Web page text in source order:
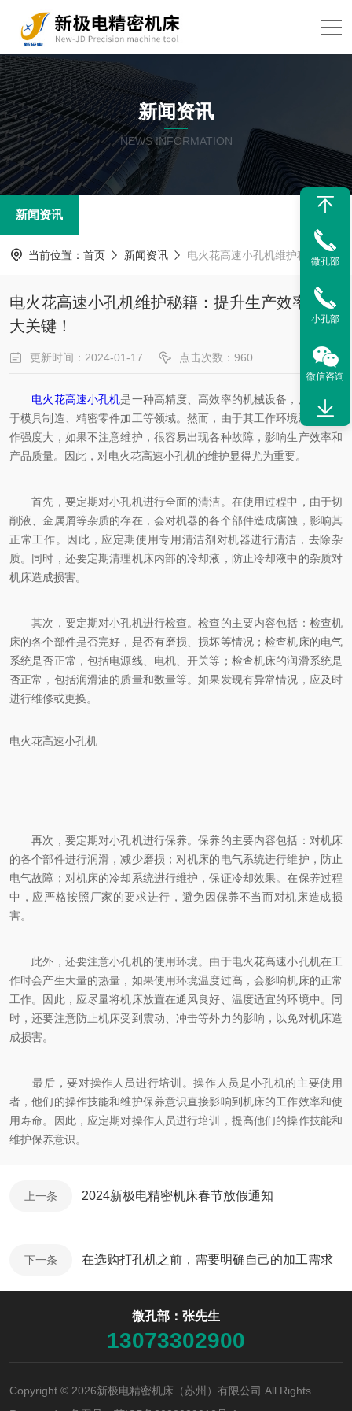
新闻资讯
NEWS INFORMATION
新闻资讯
当前位置： 首页 新闻资讯 电火花高速小孔机维护秘籍：提升生产效率的五大关键！
电火花高速小孔机维护秘籍：提升生产效率的五
大关键！
更新时间：2024-01-17 点击次数：960
电火花高速小孔机是一种高精度、高效率的机械设备，广泛应用
于模具制造、精密零件加工等领域。然而，由于其工作环境恶劣，工
作强度大，如果不注意维护，很容易出现各种故障，影响生产效率和
产品质量。因此，对电火花高速小孔机的维护显得尤为重要。
首先，要定期对小孔机进行全面的清洁。在使用过程中，由于切
削液、金属屑等杂质的存在，会对机器的各个部件造成腐蚀，影响其
正常工作。因此，应定期使用专用清洁剂对机器进行清洁，去除杂
质。同时，还要定期清理机床内部的冷却液，防止冷却液中的杂质对
机床造成损害。
其次，要定期对小孔机进行检查。检查的主要内容包括：检查机
床的各个部件是否完好，是否有磨损、损坏等情况；检查机床的电气
系统是否正常，包括电源线、电机、开关等；检查机床的润滑系统是
否正常，包括润滑油的质量和数量等。如果发现有异常情况，应及时
进行维修或更换。
电火花高速小孔机
再次，要定期对小孔机进行保养。保养的主要内容包括：对机床
的各个部件进行润滑，减少磨损；对机床的电气系统进行维护，防止
电气故障；对机床的冷却系统进行维护，保证冷却效果。在保养过程
中，应严格按照厂家的要求进行，避免因保养不当而对机床造成损
害。
此外，还要注意小孔机的使用环境。由于电火花高速小孔机在工
作时会产生大量的热量，如果使用环境温度过高，会影响机床的正常
工作。因此，应尽量将机床放置在通风良好、温度适宜的环境中。同
时，还要注意防止机床受到震动、冲击等外力的影响，以免对机床造
成损害。
最后，要对操作人员进行培训。操作人员是小孔机的主要使用
者，他们的操作技能和维护保养意识直接影响到机床的工作效率和使
用寿命。因此，应定期对操作人员进行培训，提高他们的操作技能和
维护保养意识。
上一条 2024新极电精密机床春节放假通知
下一条 在选购打孔机之前，需要明确自己的加工需求
微孔部：张先生
13073302900
Copyright © 2026新极电精密机床（苏州）有限公司 All Rights
微孔部
小孔部
微信咨询